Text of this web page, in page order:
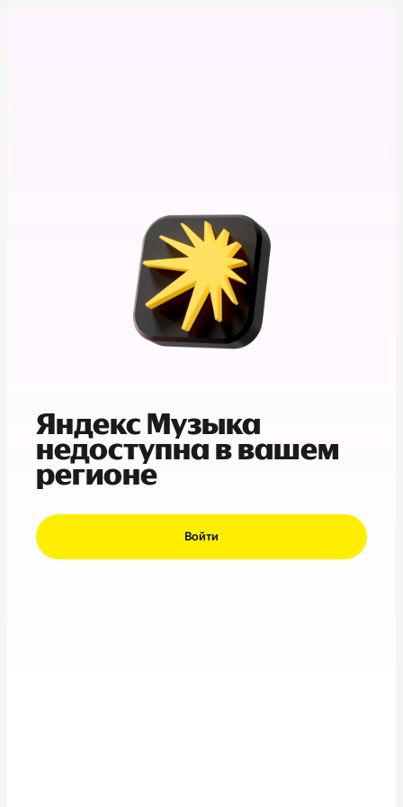
Яндекс Музыка
недоступна в вашем
регионе
Войти